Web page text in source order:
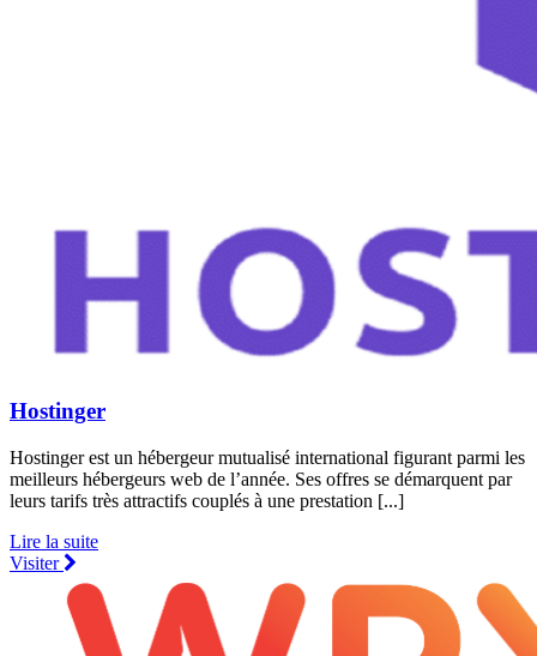
Hostinger
Hostinger est un hébergeur mutualisé international figurant parmi les
meilleurs hébergeurs web de l’année. Ses offres se démarquent par
leurs tarifs très attractifs couplés à une prestation [...]
Lire la suite
Visiter